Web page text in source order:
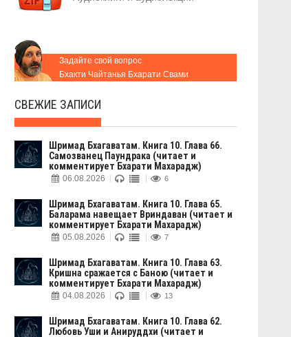
Задайте свой вопрос
Бхакти Чайтанья Бхарати Свами
СВЕЖИЕ ЗАПИСИ
Шримад Бхагаватам. Книга 10. Глава 66.
Самозванец Паундрака (читает и
комментирует Бхарати Махарадж)
06.08.2026 6
Шримад Бхагаватам. Книга 10. Глава 65.
Баларама навещает Вриндаван (читает и
комментирует Бхарати Махарадж)
05.08.2026 7
Шримад Бхагаватам. Книга 10. Глава 63.
Кришна сражается с Баною (читает и
комментирует Бхарати Махарадж)
04.08.2026 13
Шримад Бхагаватам. Книга 10. Глава 62.
Любовь Уши и Анируддхи (читает и